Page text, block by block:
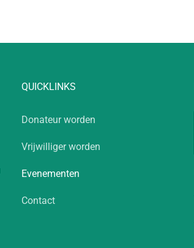
QUICKLINKS
Donateur worden
Vrijwilliger worden
Evenementen
Contact